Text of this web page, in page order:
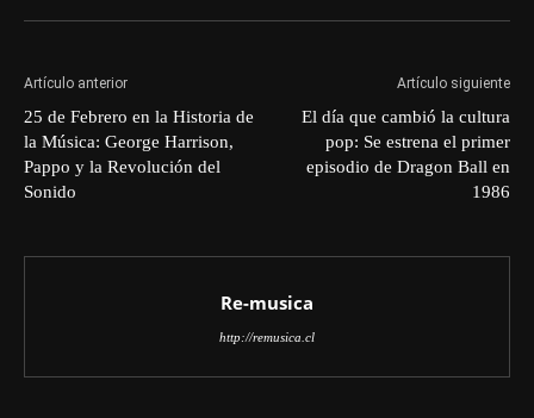
Artículo anterior
25 de Febrero en la Historia de
la Música: George Harrison,
Pappo y la Revolución del
Sonido
Artículo siguiente
El día que cambió la cultura
pop: Se estrena el primer
episodio de Dragon Ball en
1986
Re-musica
http://remusica.cl